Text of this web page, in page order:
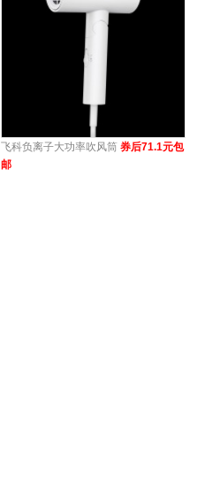
飞科负离子大功率吹风筒 券后71.1元包
邮